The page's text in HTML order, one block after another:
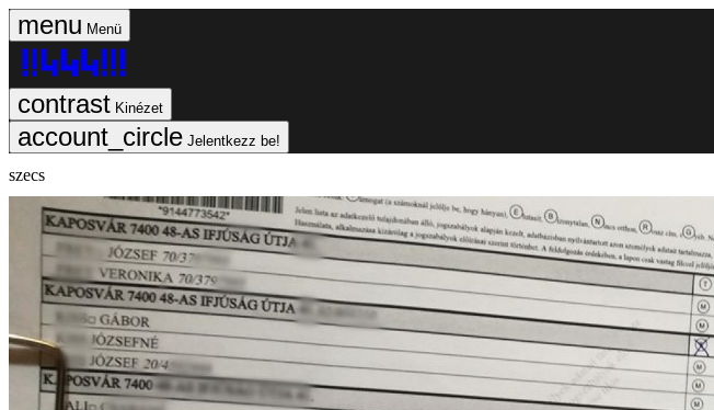
Menü
Kinézet
Jelentkezz be!
szecs